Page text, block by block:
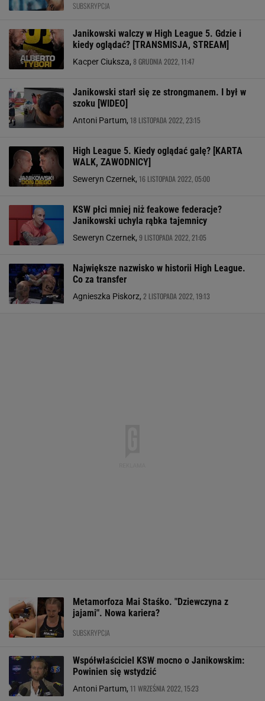
SUBSKRYPCJA
Janikowski walczy w High League 5. Gdzie i
kiedy oglądać? [TRANSMISJA, STREAM]
Kacper Ciuksza, 8 GRUDNIA 2022, 11:47
Janikowski starł się ze strongmanem. I był w
szoku [WIDEO]
Antoni Partum, 18 LISTOPADA 2022, 23:15
High League 5. Kiedy oglądać galę? [KARTA
WALK, ZAWODNICY]
Seweryn Czernek, 16 LISTOPADA 2022, 05:00
KSW płci mniej niż feakowe federacje?
Janikowski uchyla rąbka tajemnicy
Seweryn Czernek, 9 LISTOPADA 2022, 21:05
Największe nazwisko w historii High League.
Co za transfer
Agnieszka Piskorz, 2 LISTOPADA 2022, 19:13
Metamorfoza Mai Staśko. "Dziewczyna z
jajami". Nowa kariera?
SUBSKRYPCJA
Współwłaściciel KSW mocno o Janikowskim:
Powinien się wstydzić
Antoni Partum, 11 WRZEŚNIA 2022, 15:23